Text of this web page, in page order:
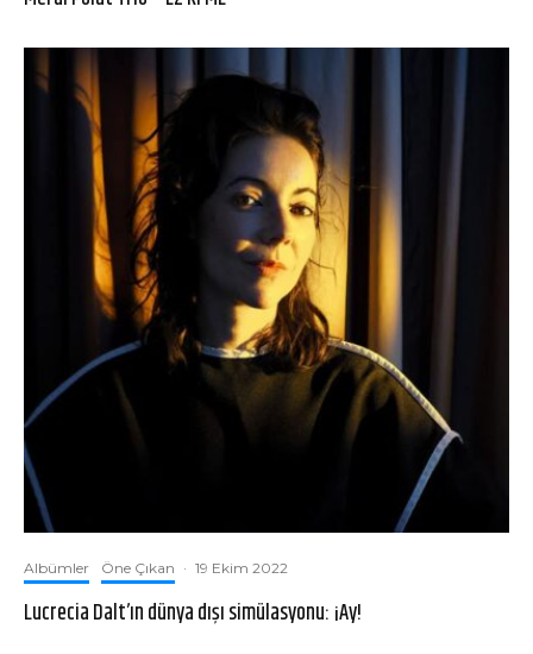
Albümler Öne Çıkan · 19 Ekim 2022
Lucrecia Dalt’ın dünya dışı simülasyonu: ¡Ay!